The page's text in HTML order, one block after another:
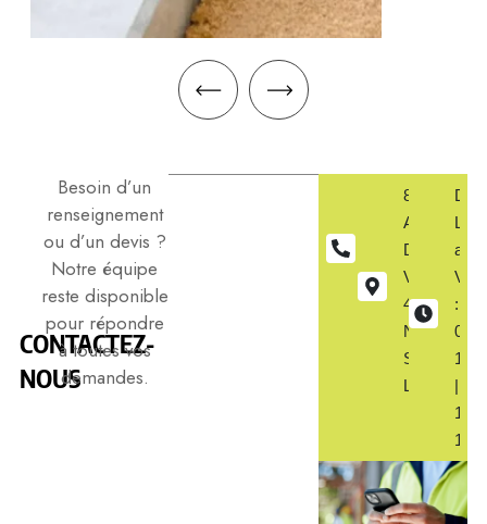
CONTACTEZ-
NOUS
Besoin d’un
renseignement
ou d’un devis ?
Notre équipe
reste disponible
pour répondre
à toutes vos
demandes.
50
75
8
ALLÉE
DES
49560
NUEIL-
SUR-
LAYON
Du
au
:
|